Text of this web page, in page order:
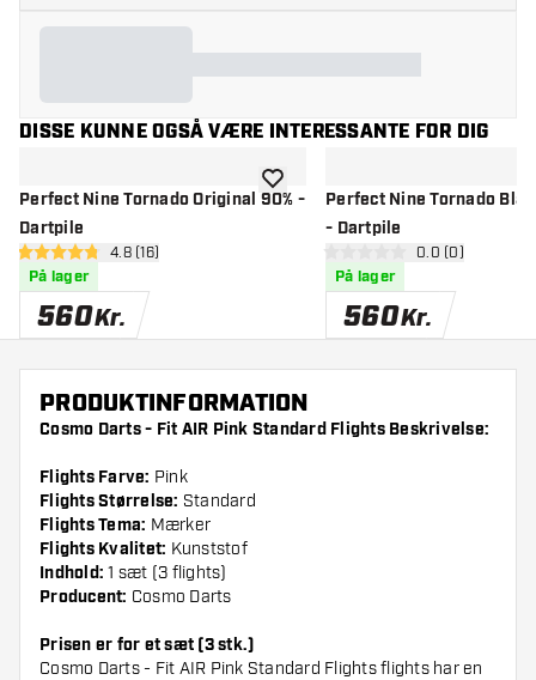
DISSE KUNNE OGSÅ VÆRE INTERESSANTE FOR DIG
Perfect Nine Tornado Original 90% -
Dartpile
åbn anmeldelsespanel
4.8 bedømmelsesstjerner
4.8 (16)
På lager
560Kr.
tilføje til ønskeliste
Perfect Nine Tornado
- Dartpile
åbn
0 bedømmelsesstjerner
0.0 (0)
På lager
560Kr.
PRODUKTINFORMATION
Cosmo Darts - Fit AIR Pink Standard Flights Beskrivelse:
Flights Farve: Pink
Flights Størrelse: Standard
Flights Tema: Mærker
Flights Kvalitet: Kunststof
Indhold: 1 sæt (3 flights)
Producent: Cosmo Darts
Prisen er for et sæt (3 stk.)
Cosmo Darts - Fit AIR Pink Standard Flights flights har en